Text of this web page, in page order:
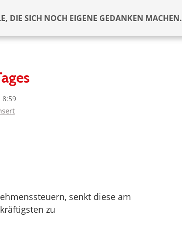
DIE SICH NOCH EIGENE GEDANKEN MACHEN.
8:59
senkt diese am
zu